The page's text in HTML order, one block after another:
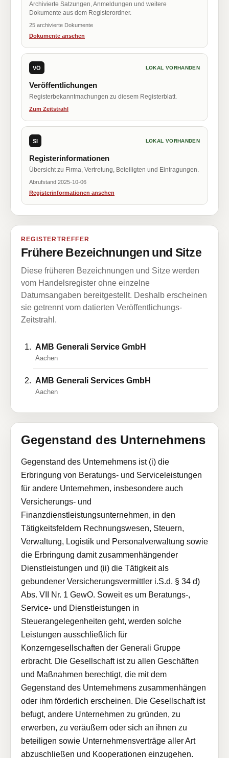
Archivierte Satzungen, Anmeldungen und weitere
Dokumente aus dem Registerordner.
25 archivierte Dokumente
Dokumente ansehen
VÖ LOKAL VORHANDEN
Veröffentlichungen
Registerbekanntmachungen zu diesem Registerblatt.
Zum Zeitstrahl
SI LOKAL VORHANDEN
Registerinformationen
Übersicht zu Firma, Vertretung, Beteiligten und Eintragungen.
Abrufstand 2025-10-06
Registerinformationen ansehen
REGISTERTREFFER
Frühere Bezeichnungen und Sitze
Diese früheren Bezeichnungen und Sitze werden
vom Handelsregister ohne einzelne
Datumsangaben bereitgestellt. Deshalb erscheinen
sie getrennt vom datierten Veröffentlichungs-
Zeitstrahl.
AMB Generali Service GmbH
Aachen
AMB Generali Services GmbH
Aachen
Gegenstand des Unternehmens
Gegenstand des Unternehmens ist (i) die
Erbringung von Beratungs- und Serviceleistungen
für andere Unternehmen, insbesondere auch
Versicherungs- und
Finanzdienstleistungsunternehmen, in den
Tätigkeitsfeldern Rechnungswesen, Steuern,
Verwaltung, Logistik und Personalverwaltung sowie
die Erbringung damit zusammenhängender
Dienstleistungen und (ii) die Tätigkeit als
gebundener Versicherungsvermittler i.S.d. § 34 d)
Abs. VII Nr. 1 GewO. Soweit es um Beratungs-,
Service- und Dienstleistungen in
Steuerangelegenheiten geht, werden solche
Leistungen ausschließlich für
Konzerngesellschaften der Generali Gruppe
erbracht. Die Gesellschaft ist zu allen Geschäften
und Maßnahmen berechtigt, die mit dem
Gegenstand des Unternehmens zusammenhängen
oder ihm förderlich erscheinen. Die Gesellschaft ist
befugt, andere Unternehmen zu gründen, zu
erwerben, zu veräußern oder sich an ihnen zu
beteiligen sowie Unternehmensverträge aller Art
abzuschließen und Kooperationen einzugehen.